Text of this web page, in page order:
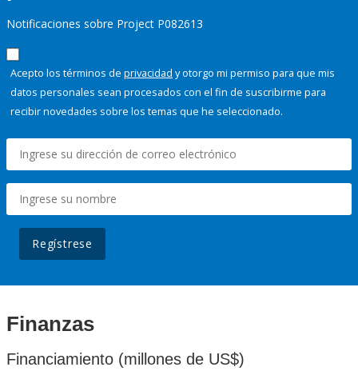
Notificaciones sobre Project P082613
Acepto los términos de privacidad y otorgo mi permiso para que mis
datos personales sean procesados con el fin de suscribirme para
recibir novedades sobre los temas que he seleccionado.
Regístrese
Finanzas
Financiamiento (millones de US$)